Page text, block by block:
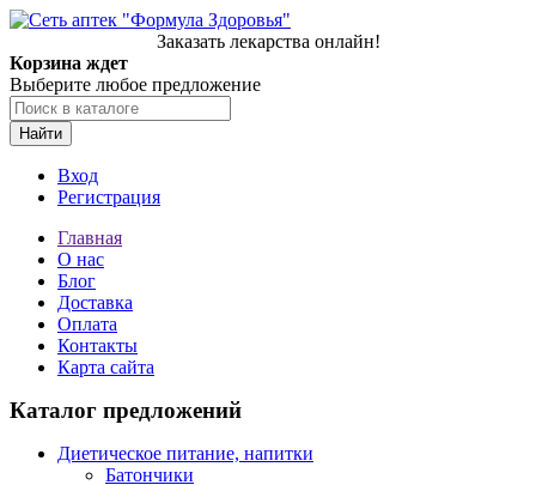
Заказать лекарства онлайн!
Корзина ждет
Выберите любое предложение
Найти
Вход
Регистрация
Главная
О нас
Блог
Доставка
Оплата
Контакты
Карта сайта
Каталог предложений
Диетическое питание, напитки
Батончики